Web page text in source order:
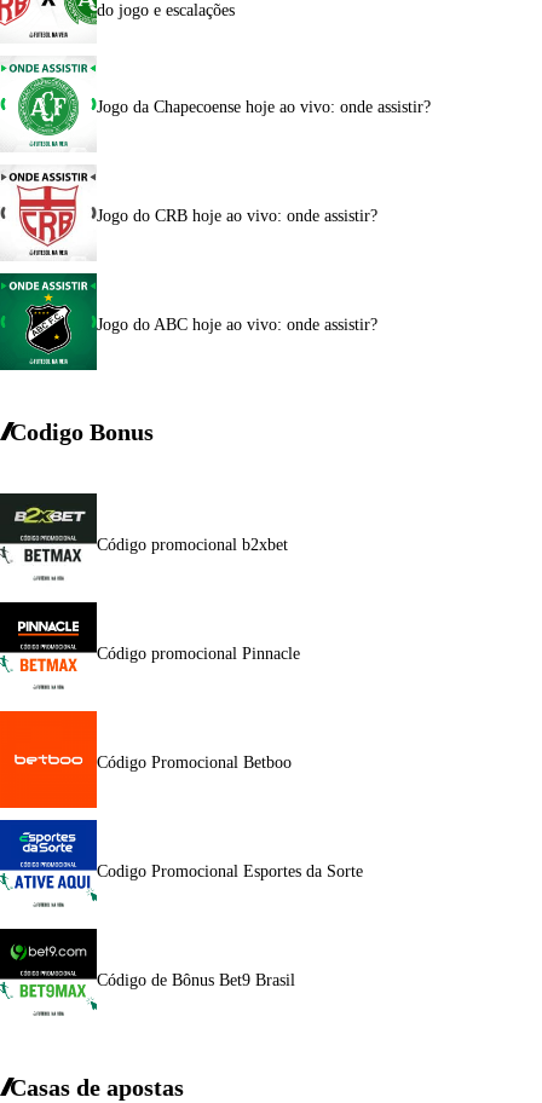
do jogo e escalações
Jogo da Chapecoense hoje ao vivo: onde assistir?
Jogo do CRB hoje ao vivo: onde assistir?
Jogo do ABC hoje ao vivo: onde assistir?
Codigo Bonus
Código promocional b2xbet
Código promocional Pinnacle
Código Promocional Betboo
Codigo Promocional Esportes da Sorte
Código de Bônus Bet9 Brasil
Casas de apostas